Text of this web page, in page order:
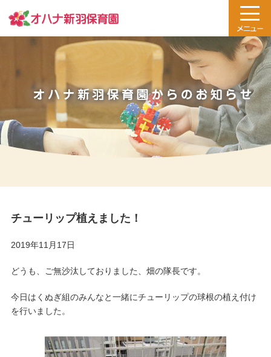
チューリップ植えました！
2019年11月17日
どうも、ご無沙汰しておりました、畑の隊長です。
今日はくぬぎ組のみんなと一緒にチューリップの球根の植え付け
を行いました。